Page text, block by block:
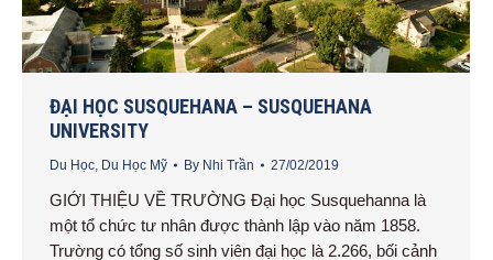
ĐẠI HỌC SUSQUEHANA – SUSQUEHANA
UNIVERSITY
Du Học Du Học Mỹ By Nhi Trần 27/02/2019
GIỚI THIỆU VỀ TRƯỜNG Đại học Susquehanna là
một tổ chức tư nhân được thành lập vào năm 1858.
Trường có tổng số sinh viên đại học là 2.266, bối cảnh